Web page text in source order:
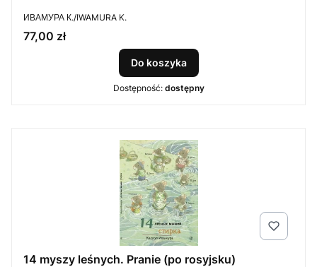
PRODUCENT
ИВАМУРА К./IWAMURA K.
Cena
77,00 zł
Do koszyka
Dostępność: dostępny
14 myszy leśnych. Pranie (po rosyjsku)